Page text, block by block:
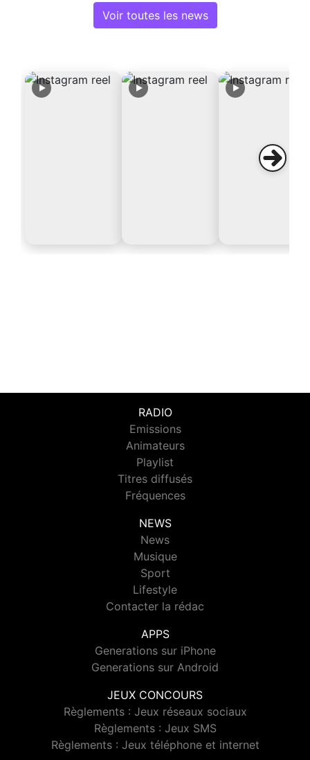
Voir toutes les news
RADIO
Emissions
Animateurs
Playlist
Titres diffusés
Fréquences
NEWS
News
Musique
Sport
Lifestyle
Contacter la rédac
APPS
Generations sur iPhone
Generations sur Android
JEUX CONCOURS
Règlements : Jeux réseaux sociaux
Règlements : Jeux SMS
Règlements : Jeux téléphone et internet